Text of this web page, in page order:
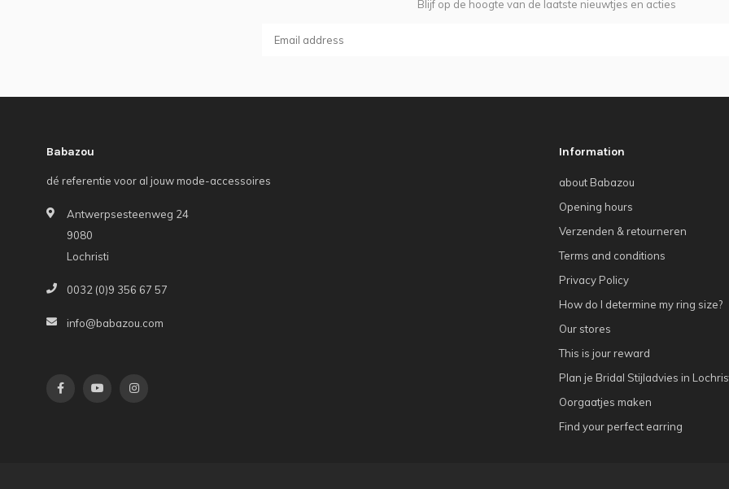
Blijf op de hoogte van de laatste nieuwtjes en acties
Babazou
dé referentie voor al jouw mode-accessoires
Antwerpsesteenweg 24
9080
Lochristi
0032 (0)9 356 67 57
info@babazou.com
Information
about Babazou
Opening hours
Verzenden & retourneren
Terms and conditions
Privacy Policy
How do I determine my ring size?
Our stores
This is jour reward
Plan je Bridal Stijladvies in
Oorgaatjes maken
Find your perfect earring